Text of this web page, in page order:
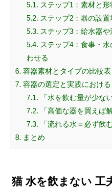
5.1. ステップ1：素材と
5.2. ステップ2：器の設
5.3. ステップ3：給水器
5.4. ステップ4：食事・
わせる
6. 容器素材とタイプの比較表
7. 容器の選定と実践におけ
7.1. 「水を飲む量が少な
7.2. 「高価な器を買えば
7.3. 「流れる水＝必ず飲
8. まとめ
猫 水を飲まない 工